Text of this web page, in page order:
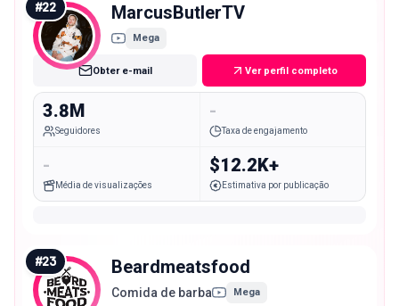
#22 MarcusButlerTV
Mega
Obter e-mail Ver perfil completo
3.8M
Seguidores
-
Taxa de engajamento
-
Média de visualizações
$12.2K+
Estimativa por publicação
#23 Beardmeatsfood
Comida de barba Mega